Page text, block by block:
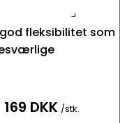
fleksibilitet som
169 DKK /stk.